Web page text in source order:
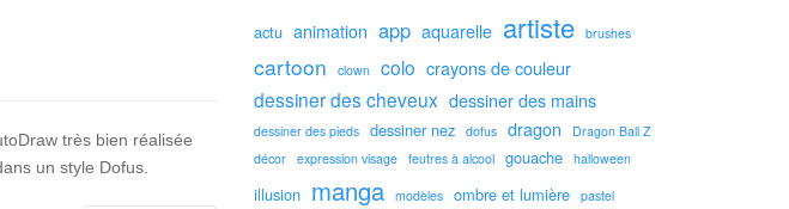
très bien réalisée
un style Dofus.
actu animation app aquarelle artiste brushes
cartoon clown colo crayons de couleur
dessiner des cheveux dessiner des mains
dessiner des pieds dessiner nez dofus dragon
Dragon Ball Z
décor expression visage feutres à alcool gouache halloween
illusion manga modèles ombre et lumière pastel